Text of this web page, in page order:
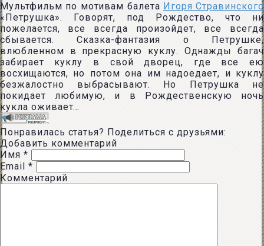
Мультфильм по мотивам балета Игоря Стравинского
«Петрушка». Говорят, под Рождество, что ни
пожелается, все всегда произойдет, все всегда
сбывается. Сказка-фантазия о Петрушке,
влюбленном в прекрасную куклу. Однажды багач
забирает куклу в свой дворец, где все ею
восхищаются, но потом она им надоедает, и куклу
безжалостно выбрасывают. Но Петрушка не
покидает любимую, и в Рождественскую ночь
кукла оживает…
Понравилась статья? Поделиться с друзьями:
Добавить комментарий
Имя *
Email *
Комментарий